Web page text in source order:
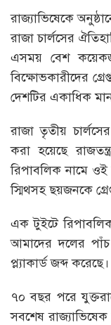
রাজ্যাভিষেকে
রাজা চার্লসের
এসময় বেশ
বিক্ষোভকারীদের
দেশটির একাধিক
রাজা তৃতীয়
করা হয়েছে
রিপাবলিক নামে ওই
স্মিথসহ ছয়জনকে
এক টুইটে
আমাদের দলের পাঁচ
প্ল্যাকার্ড জব্দ
৭০ বছর পরে
সবশেষ